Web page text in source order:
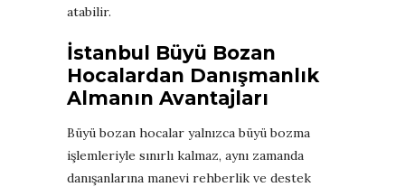
atabilir.
İstanbul Büyü Bozan
Hocalardan Danışmanlık
Almanın Avantajları
Büyü bozan hocalar yalnızca büyü bozma
işlemleriyle sınırlı kalmaz, aynı zamanda
danışanlarına manevi rehberlik ve destek